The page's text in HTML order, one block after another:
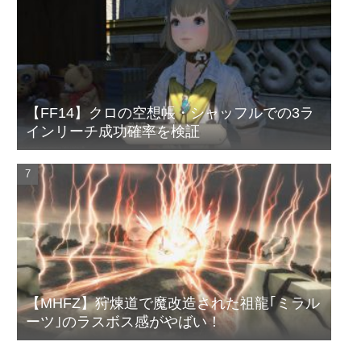
【FF14】クロの空想帳・シャッフルでの3ラ
インリーチ成功確率を検証
【MHFZ】狩煉道で魔改造された祖龍｢ミラル
ーツ｣のラスボス感がやばい！